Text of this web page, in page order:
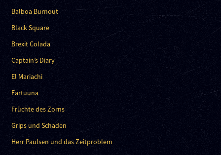
Balboa Burnout
Black Square
Brexit Colada
Captain’s Diary
El Mariachi
Fartuuna
Früchte des Zorns
Grips und Schaden
Herr Paulsen und das Zeitproblem